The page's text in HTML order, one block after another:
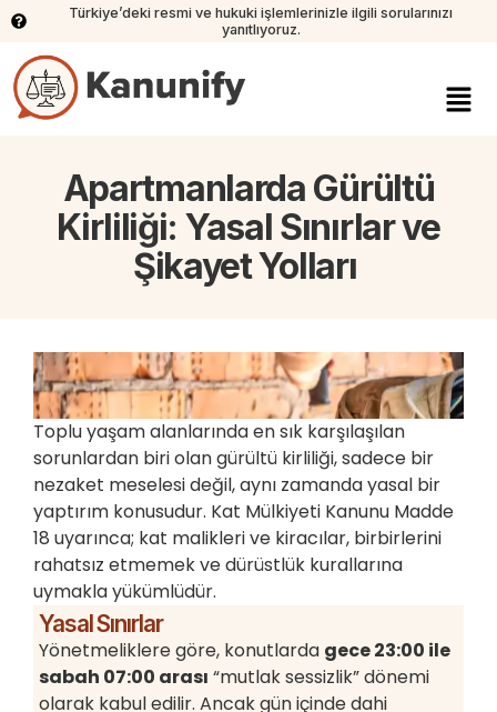
Türkiye’deki resmi ve hukuki işlemlerinizle ilgili sorularınızı
yanıtlıyoruz.
Apartmanlarda Gürültü
Kirliliği: Yasal Sınırlar ve
Şikayet Yolları
Toplu yaşam alanlarında en sık karşılaşılan
sorunlardan biri olan gürültü kirliliği, sadece bir
nezaket meselesi değil, aynı zamanda yasal bir
yaptırım konusudur. Kat Mülkiyeti Kanunu Madde
18 uyarınca; kat malikleri ve kiracılar, birbirlerini
rahatsız etmemek ve dürüstlük kurallarına
uymakla yükümlüdür.
Yasal Sınırlar
Yönetmeliklere göre, konutlarda gece 23:00 ile
sabah 07:00 arası “mutlak sessizlik” dönemi
olarak kabul edilir. Ancak gün içinde dahi